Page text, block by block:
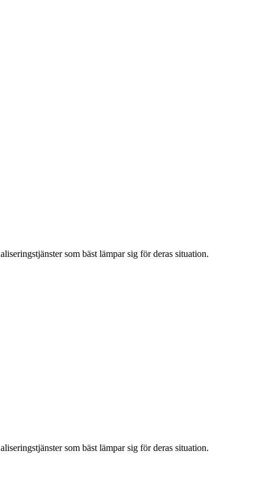
som bäst lämpar sig för deras situation.
som bäst lämpar sig för deras situation.